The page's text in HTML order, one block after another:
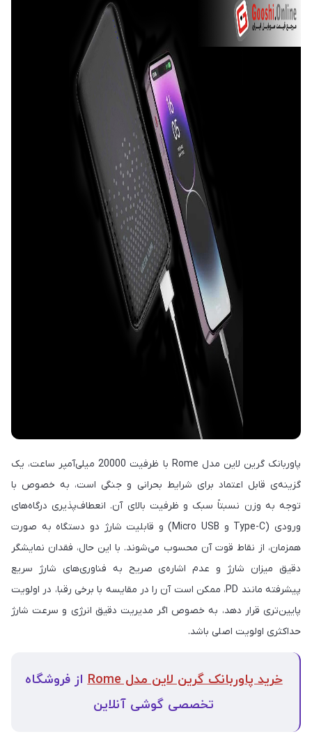
پاوربانک گرین لاین مدل Rome با ظرفیت 20000 میلی‌آمپر ساعت، یک
گزینه‌ی قابل اعتماد برای شرایط بحرانی و جنگی است، به خصوص با
توجه به وزن نسبتاً سبک و ظرفیت بالای آن. انعطاف‌پذیری درگاه‌های
ورودی (Type-C و Micro USB) و قابلیت شارژ دو دستگاه به صورت
همزمان، از نقاط قوت آن محسوب می‌شوند. با این حال، فقدان نمایشگر
دقیق میزان شارژ و عدم اشاره‌ی صریح به فناوری‌های شارژ سریع
پیشرفته مانند PD، ممکن است آن را در مقایسه با برخی رقبا، در اولویت
پایین‌تری قرار دهد، به خصوص اگر مدیریت دقیق انرژی و سرعت شارژ
حداکثری اولویت اصلی باشد.
خرید پاوربانک گرین لاین مدل Rome
از فروشگاه
تخصصی گوشی آنلاین